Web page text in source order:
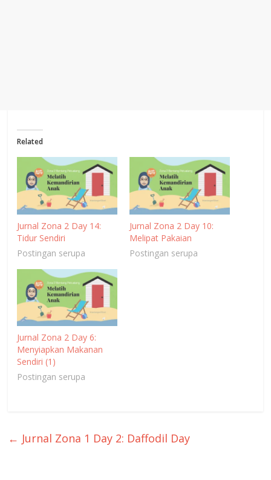
Related
Jurnal Zona 2 Day 14:
Tidur Sendiri
Postingan serupa
Jurnal Zona 2 Day 10:
Melipat Pakaian
Postingan serupa
Jurnal Zona 2 Day 6:
Menyiapkan Makanan
Sendiri (1)
Postingan serupa
← Jurnal Zona 1 Day 2: Daffodil Day